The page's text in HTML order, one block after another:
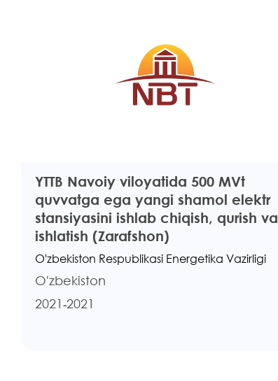
YTTB Navoiy viloyatida 500 MVt
quvvatga ega yangi shamol elektr
stansiyasini ishlab chiqish, qurish va
ishlatish (Zarafshon)
O'zbekiston Respublikasi Energetika Vazirligi
O'zbekiston
2021 -2021